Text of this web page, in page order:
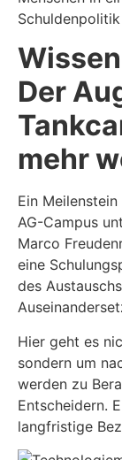
Der
mehr
Ein
AG-Campus
Marco
eine
des
Hier geht es
sondern um
werden zu
Entscheidern.
langfristige